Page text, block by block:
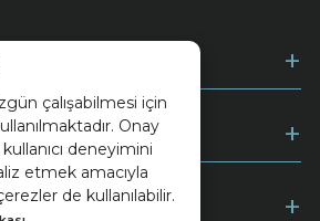
çalışabilmesi için
Onay
deneyimini
etmek amacıyla
de kullanılabilir.